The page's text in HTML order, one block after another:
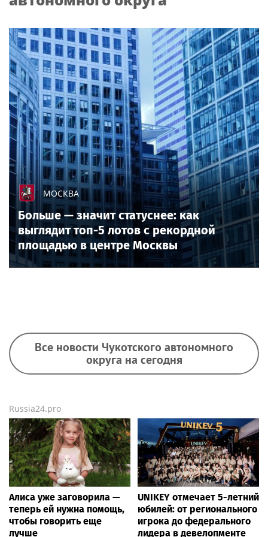
МОСКВА
Больше — значит статуснее: как
выглядит топ-5 лотов с рекордной
площадью в центре Москвы
Все новости Чукотского автономного
округа на сегодня
Russia24.pro
Алиса уже заговорила —
теперь ей нужна помощь,
чтобы говорить еще
лучше
UNIKEY отмечает 5-летний
юбилей: от регионального
игрока до федерального
лидера в девелопменте